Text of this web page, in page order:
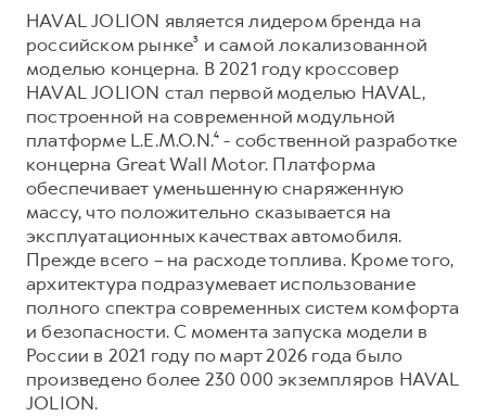
Коллекция CITY
Коллекция Базовая
Коллекция Детская
Коллекция Детская
HAVAL JOLION является лидером бренда на
российском рынке³ и самой локализованной
моделью концерна. В 2021 году кроссовер
HAVAL JOLION стал первой моделью HAVAL,
построенной на современной модульной
платформе L.E.M.O.N.⁴ - собственной разработке
концерна Great Wall Motor. Платформа
обеспечивает уменьшенную снаряженную
массу, что положительно сказывается на
эксплуатационных качествах автомобиля.
Прежде всего – на расходе топлива. Кроме того,
архитектура подразумевает использование
полного спектра современных систем комфорта
и безопасности. С момента запуска модели в
России в 2021 году по март 2026 года было
произведено более 230 000 экземпляров HAVAL
JOLION.